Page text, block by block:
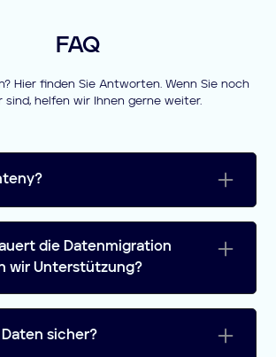
FAQ
Hier finden Sie Antworten. Wenn Sie noch
sind, helfen wir Ihnen gerne weiter.
ist, Ihre
zu optimieren. Sie
die Datenmigration
wir Unterstützung?
ab. In der Regel
sicher?